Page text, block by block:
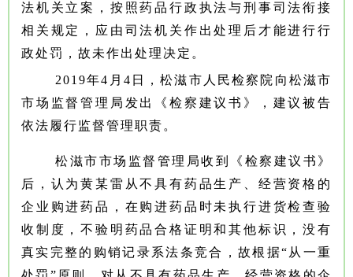
法机关立案，按照药品行政执法与刑事司法衔接
相关规定，应由司法机关作出处理后才能进行行
政处罚，故未作出处理决定。
2019年4月4日，松滋市人民检察院向松滋市
市场监督管理局发出《检察建议书》，建议被告
依法履行监督管理职责。
松滋市市场监督管理局收到《检察建议书》
后，认为黄某雷从不具有药品生产、经营资格的
企业购进药品，在购进药品时未执行进货检查验
收制度，不验明药品合格证明和其他标识，没有
真实完整的购销记录系法条竞合，故根据“从一重